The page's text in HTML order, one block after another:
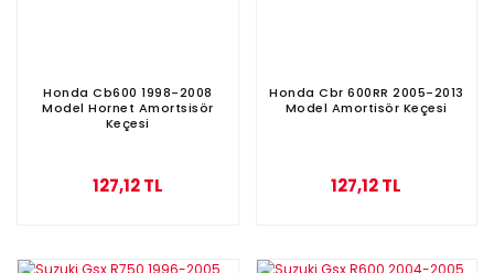
Honda Cb600 1998-2008
Model Hornet Amortsisör
Keçesi
127,12 TL
Honda Cbr 600RR 2005-2013
Model Amortisör Keçesi
127,12 TL